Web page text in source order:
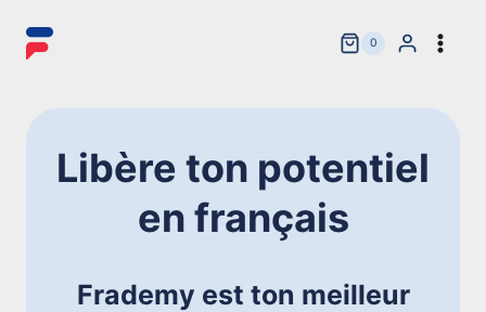
0
Libère ton potentiel
en français
Frademy est ton meilleur